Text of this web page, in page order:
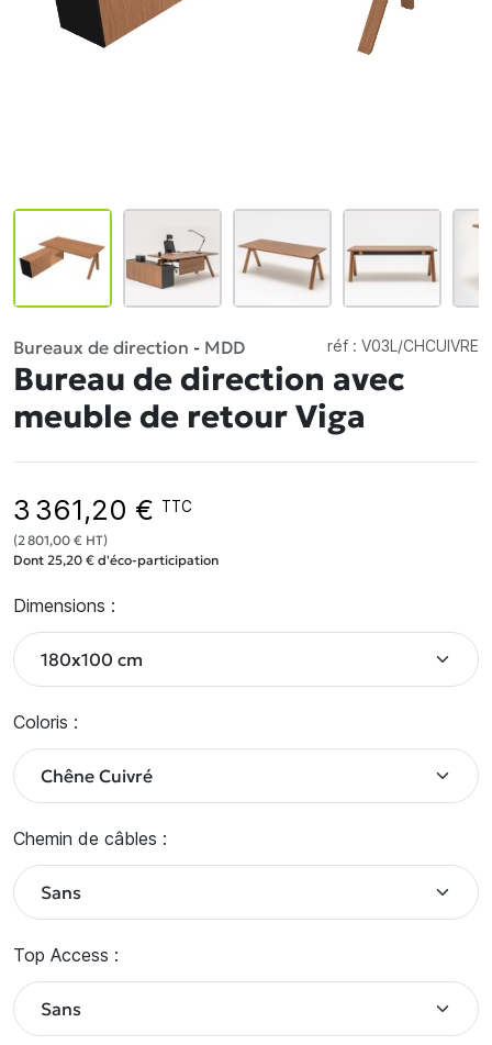
Bureaux de direction - MDD réf : V03L/CHCUIVRE
Bureau de direction avec
meuble de retour Viga
3 361,20 € TTC
(2 801,00 € HT)
Dont 25,20 € d'éco-participation
Dimensions :
Coloris :
Chemin de câbles :
Top Access :